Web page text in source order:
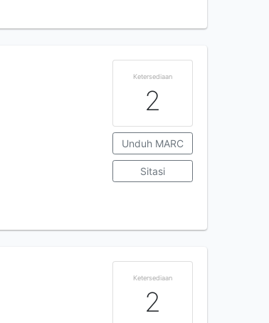
Ketersediaan
2
Unduh MARC
Sitasi
Ketersediaan
2